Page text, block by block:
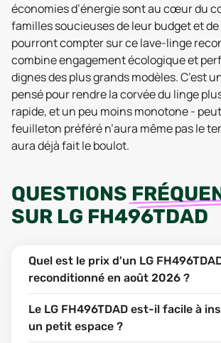
économies d’énergie sont au cœur du
familles soucieuses de leur budget et
pourront compter sur ce lave-linge
combine engagement écologique et
dignes des plus grands modèles. C’est
pensé pour rendre la corvée du linge
rapide, et un peu moins monotone -
feuilleton préféré n’aura même pas le
aura déjà fait le boulot.
QUESTIONS
SUR LG FH496TDAD
Quel est le prix d'un LG
reconditionné en août 2026 ?
Le LG FH496TDAD est-il facile à
un petit espace ?